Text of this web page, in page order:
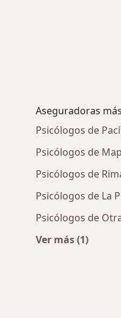
Aseguradoras
Psicólogos de
Psicólogos de
Psicólogos de
Psicólogos de La
Psicólogos de
Ver más (1)